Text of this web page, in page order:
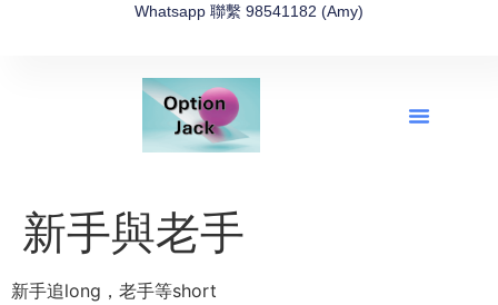
Whatsapp 聯繫 98541182 (Amy)
新手與老手
新手追long，老手等short